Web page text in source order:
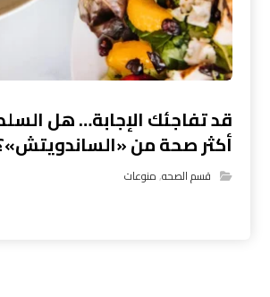
قد تفاجئك الإجابة… هل
أكثر صحة من
قسم الصحه,منوعات